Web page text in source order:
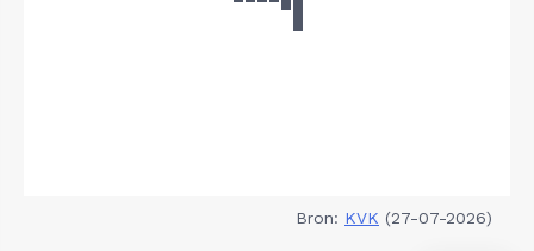
Bron: KVK (27-07-2026)